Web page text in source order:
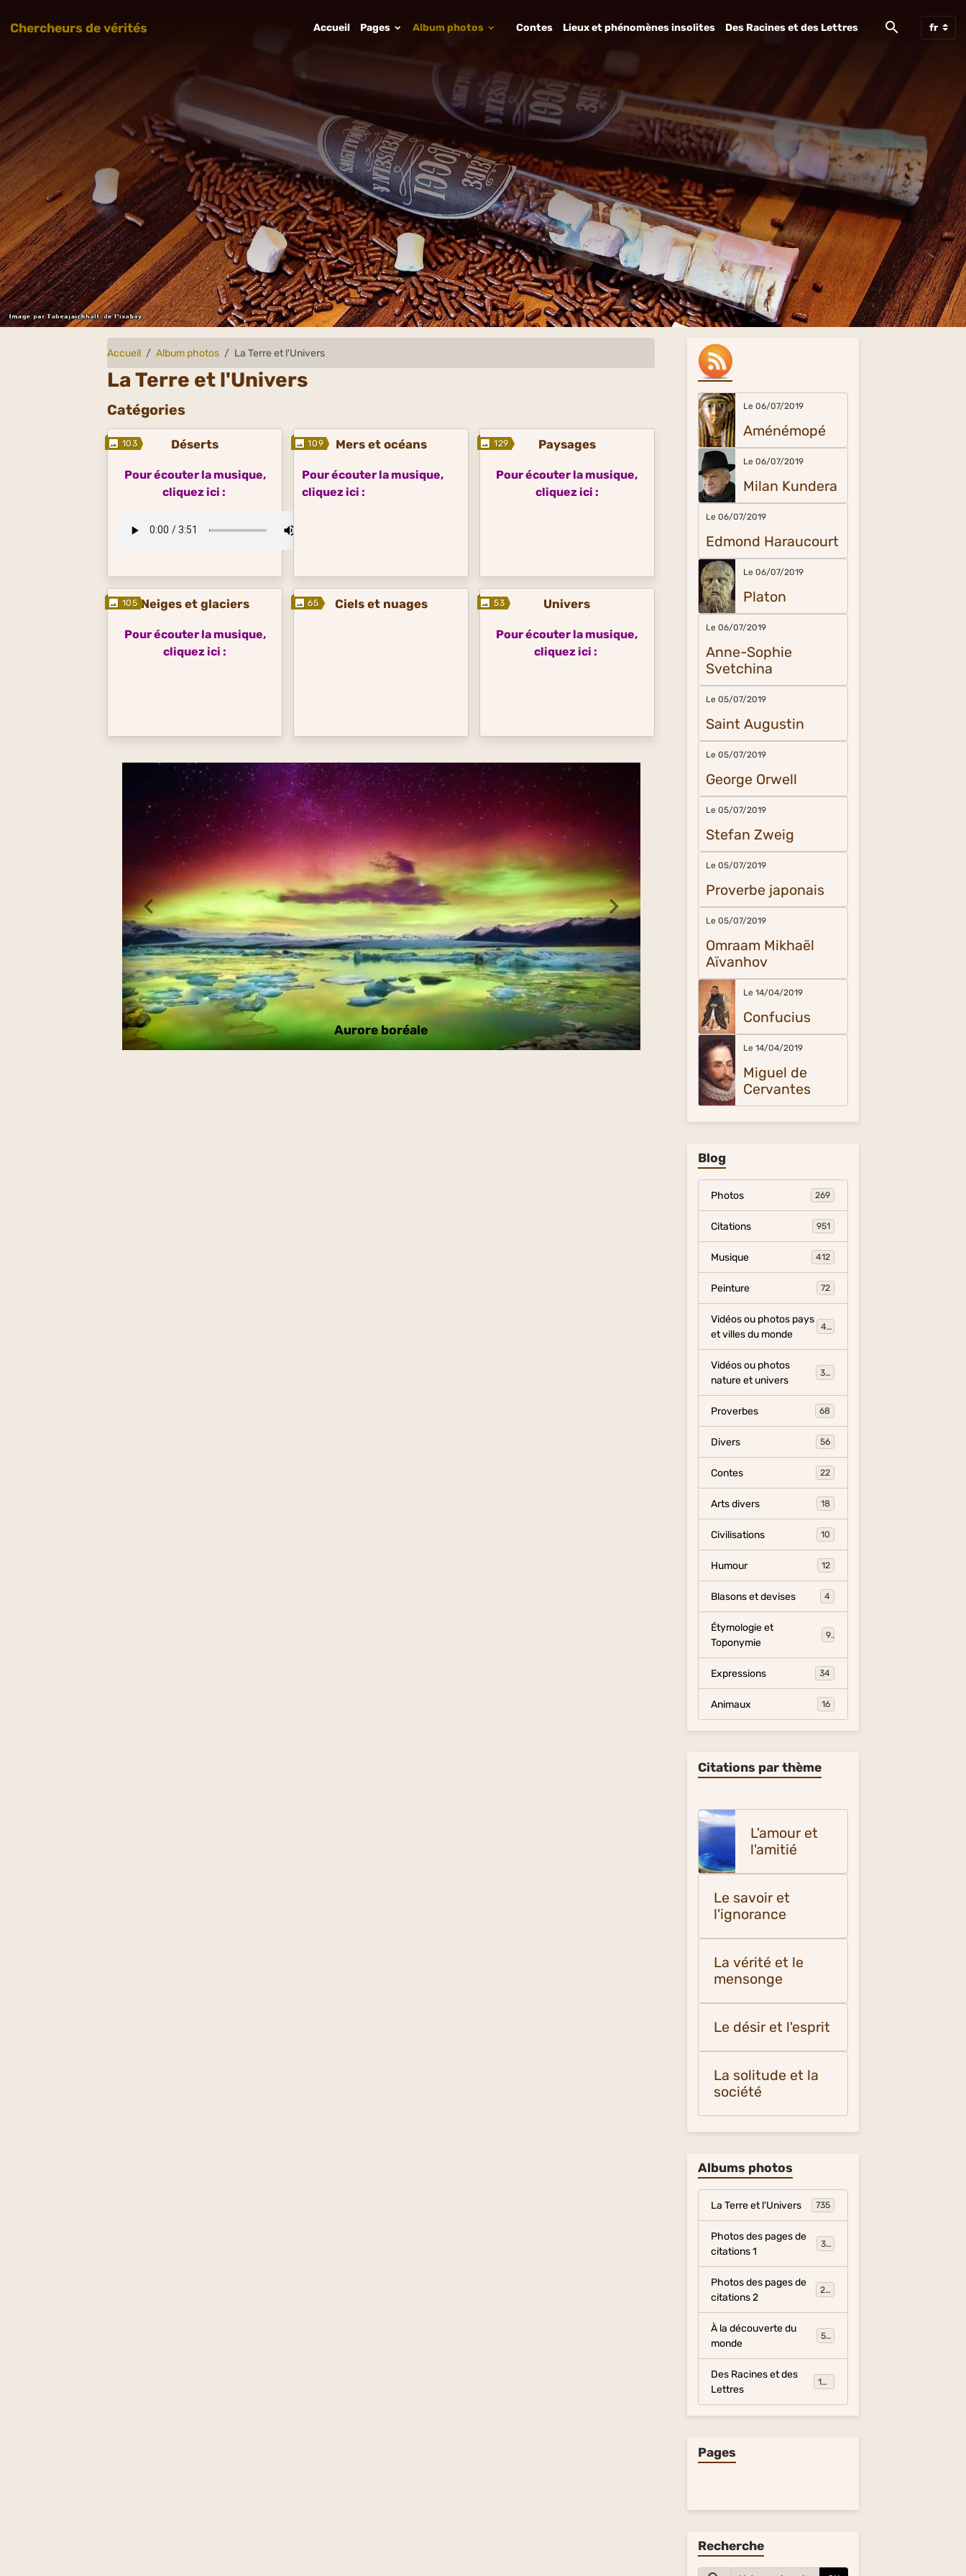
Chercheurs de vérités Accueil Pages Album photos Contes Lieux et phénomènes insolites Des Racines et des Lettres
Accueil Album photos La Terre et l'Univers
La Terre et l'Univers
Catégories
103 Déserts
Pour écouter la musique,
cliquez ici :
109 Mers et océans
Pour écouter la musique,
cliquez ici :
129 Paysages
Pour écouter la musique,
cliquez ici :
105 Neiges et glaciers
Pour écouter la musique,
cliquez ici :
65 Ciels et nuages 53 Univers
Pour écouter la musique,
cliquez ici :
Aurore boréale
Le 06/07/2019
Aménémopé
Le 06/07/2019
Milan Kundera
Le 06/07/2019
Edmond Haraucourt
Le 06/07/2019
Platon
Le 06/07/2019
Anne-Sophie
Svetchina
Le 05/07/2019
Saint Augustin
Le 05/07/2019
George Orwell
Le 05/07/2019
Stefan Zweig
Le 05/07/2019
Proverbe japonais
Le 05/07/2019
Omraam Mikhaël
Aïvanhov
Le 14/04/2019
Confucius
Le 14/04/2019
Miguel de
Cervantes
Blog
Photos 269
Citations 951
Musique 412
Peinture 72
Vidéos ou photos pays
et villes du monde
454
Vidéos ou photos
nature et univers
325
Proverbes 68
Divers 56
Contes 22
Arts divers 18
Civilisations 10
Humour 12
Blasons et devises 4
Étymologie et
Toponymie
9
Expressions 34
Animaux 16
Citations par thème
L'amour et
l'amitié
Le savoir et
l'ignorance
La vérité et le
mensonge
Le désir et l'esprit
La solitude et la
société
Albums photos
La Terre et l'Univers 735
Photos des pages de
citations 1
317
Photos des pages de
citations 2
281
À la découverte du
monde
54
Des Racines et des
Lettres
134
Pages
Recherche